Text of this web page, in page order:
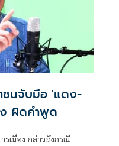
ชนจับมือ 'แดง-
ง ผิดคำพูด
รเมือง กล่าวถึงกรณี